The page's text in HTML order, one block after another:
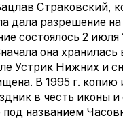
Страковский,
дала разрешение
состоялось 2 июля
она
Устрик Нижних и
В 1995 г.
в честь иконы
названием